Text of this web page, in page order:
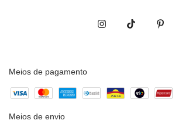
Meios de pagamento
Meios de envio